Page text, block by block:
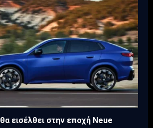
εισέλθει στην εποχή Neue